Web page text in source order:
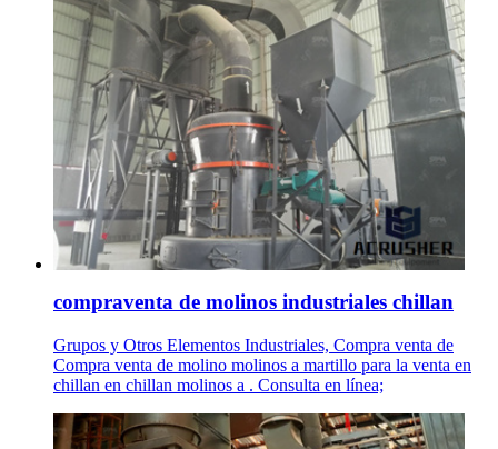
compraventa de molinos industriales chillan
Grupos y Otros Elementos Industriales, Compra venta de
Compra venta de molino molinos a martillo para la venta en
chillan en chillan molinos a . Consulta en línea;